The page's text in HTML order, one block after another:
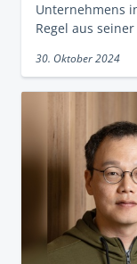
Unternehmens
Regel aus
30. Oktober 2024